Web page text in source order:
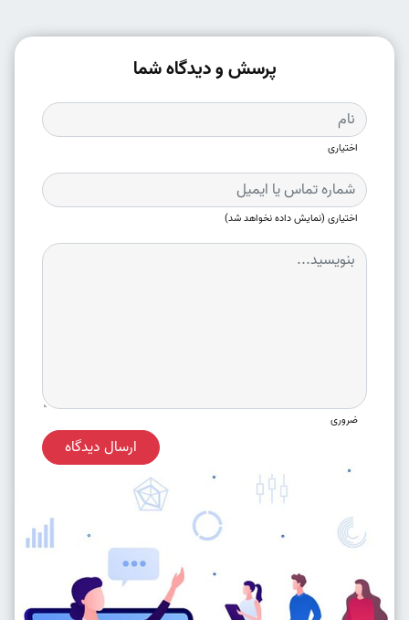
پرسش و دیدگاه شما
اختیاری
اختیاری (نمایش داده نخواهد شد)
ضروری
ارسال دیدگاه